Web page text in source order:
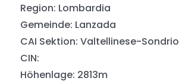
Region: Lombardia
Gemeinde: Lanzada
CAI Sektion: Valtellinese-Sondrio
CIN:
Höhenlage: 2813m